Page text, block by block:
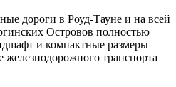
дороги в Роуд-Тауне и на всей
Островов полностью
и компактные размеры
железнодорожного транспорта